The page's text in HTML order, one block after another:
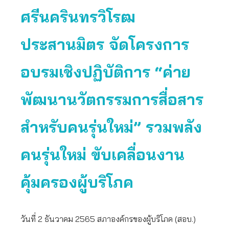
ศรีนครินทรวิโรฒ
ประสานมิตร จัดโครงการ
อบรมเชิงปฏิบัติการ “ค่าย
พัฒนานวัตกรรมการสื่อสาร
สำหรับคนรุ่นใหม่” รวมพลัง
คนรุ่นใหม่ ขับเคลื่อนงาน
คุ้มครองผู้บริโภค
วันที่ 2 ธันวาคม 2565 สภาองค์กรของผู้บริโภค (สอบ.)